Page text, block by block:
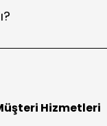
Hizmetleri